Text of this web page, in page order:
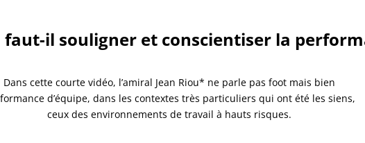
faut-il souligner et conscientiser la
Dans cette courte vidéo, l’amiral Jean Riou* ne parle pas foot mais bien
d’équipe, dans les contextes très particuliers qui ont été les siens,
ceux des environnements de travail à hauts risques.